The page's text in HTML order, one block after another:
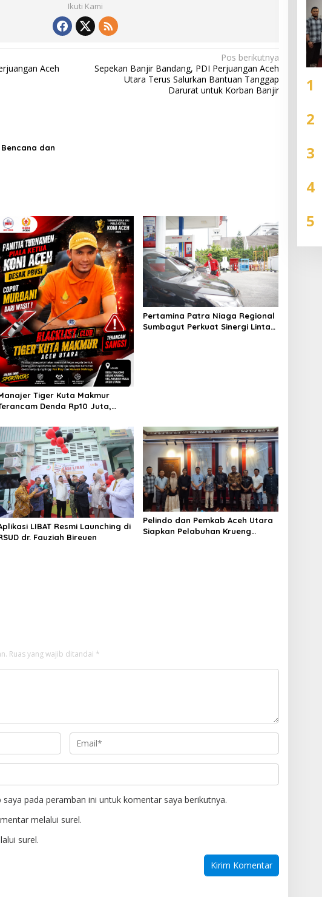
Ikuti Kami
Aceh
Pos berikutnya
Sepekan Banjir Bandang, PDI Perjuangan Aceh
Utara Terus Salurkan Bantuan Tanggap
Darurat untuk Korban Banjir
dan
Tiger Kuta Makmur
Denda Rp10 Juta,
Aceh Akan Surati KONI
Pertamina Patra Niaga Regional
Sumbagut Perkuat Sinergi Lintas
LIBAT Resmi Launching di
dr. Fauziah Bireuen
Pelindo dan Pemkab Aceh Utara
Siapkan Pelabuhan Krueng
Ruas yang wajib ditandai *
pada peramban ini untuk komentar saya berikutnya.
melalui surel.
surel.
1
2
3
4
5